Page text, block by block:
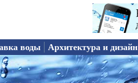
воды Архитектура и дизайн